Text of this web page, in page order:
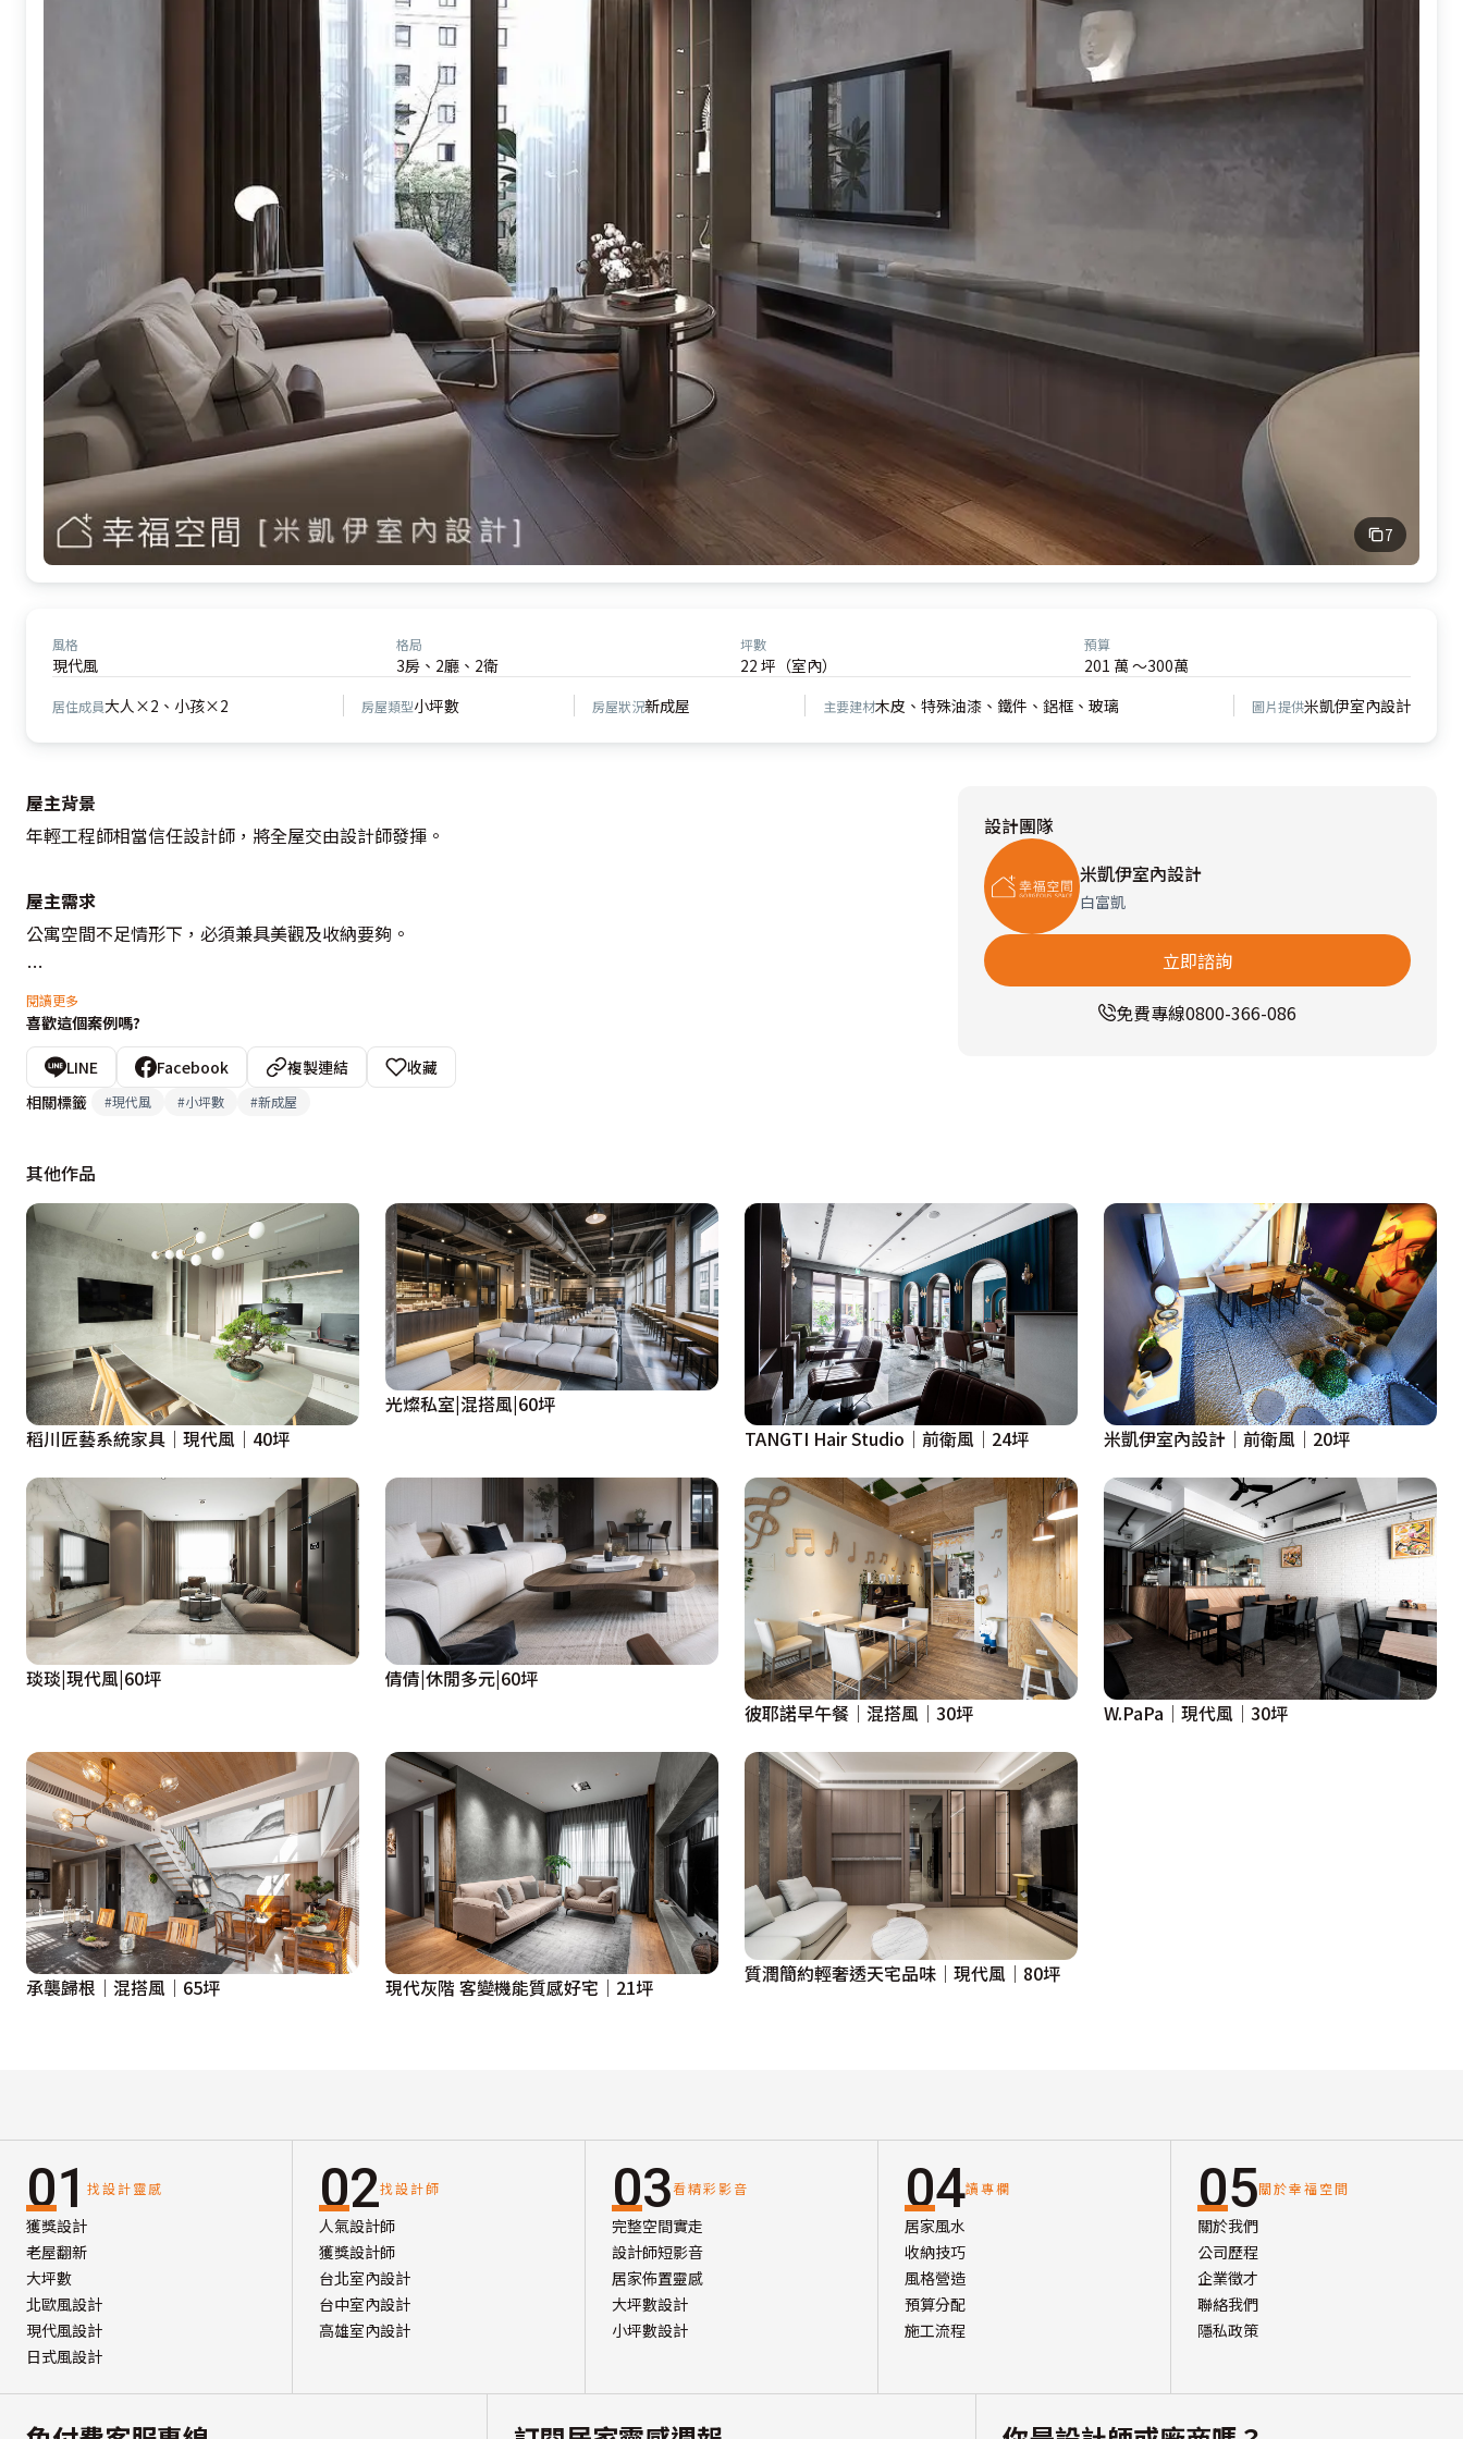
7
風格
現代風
格局
3房、2廳、2衛
坪數
22 坪（室內）
預算
201 萬 ～300萬
居住成員大人×2、小孩×2 房屋類型小坪數 房屋狀況新成屋 主要建材木皮、特殊油漆、鐵件、鋁框、玻璃 圖片提供米凱伊室內設計
屋主背景
年輕工程師相當信任設計師，將全屋交由設計師發揮。
屋主需求
公寓空間不足情形下，必須兼具美觀及收納要夠。
屋況優缺
集合式住宅且環境清幽。
設計重點
閱讀更多
喜歡這個案例嗎?
LINE Facebook 複製連結
收藏
相關標籤
#現代風 #小坪數 #新成屋
設計團隊
米凱伊室內設計
白富凱
立即諮詢
免費專線0800-366-086
其他作品
稻川匠藝系統家具│現代風│40坪
光燦私室|混搭風|60坪
TANGTI Hair Studio│前衛風│24坪
米凱伊室內設計│前衛風│20坪
琰琰|現代風|60坪
倩倩|休閒多元|60坪
彼耶諾早午餐│混搭風│30坪
W.PaPa│現代風│30坪
承襲歸根│混搭風│65坪 現代灰階 客變機能質感好宅│21坪
質潤簡約輕奢透天宅品味│現代風│80坪
01 找設計靈感
獲獎設計
老屋翻新
大坪數
北歐風設計
現代風設計
日式風設計
02找設計師
人氣設計師
獲獎設計師
台北室內設計
台中室內設計
高雄室內設計
03看精彩影音
完整空間實走
設計師短影音
居家佈置靈感
大坪數設計
小坪數設計
04讀專欄
居家風水
收納技巧
風格營造
預算分配
施工流程
05關於幸福空間
關於我們
公司歷程
企業徵才
聯絡我們
隱私政策